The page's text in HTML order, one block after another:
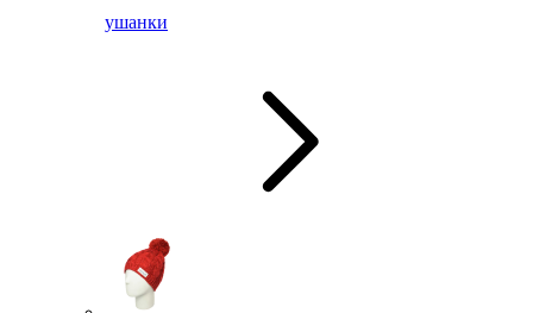
ушанки